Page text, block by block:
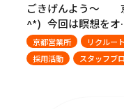
ごきげんよう～
^*) 今回は瞑想を
京都営業所 リクルート
採用活動
スタッフブ